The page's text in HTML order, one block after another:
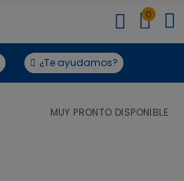
0
¿Te ayudamos?
MUY PRONTO DISPONIBLE